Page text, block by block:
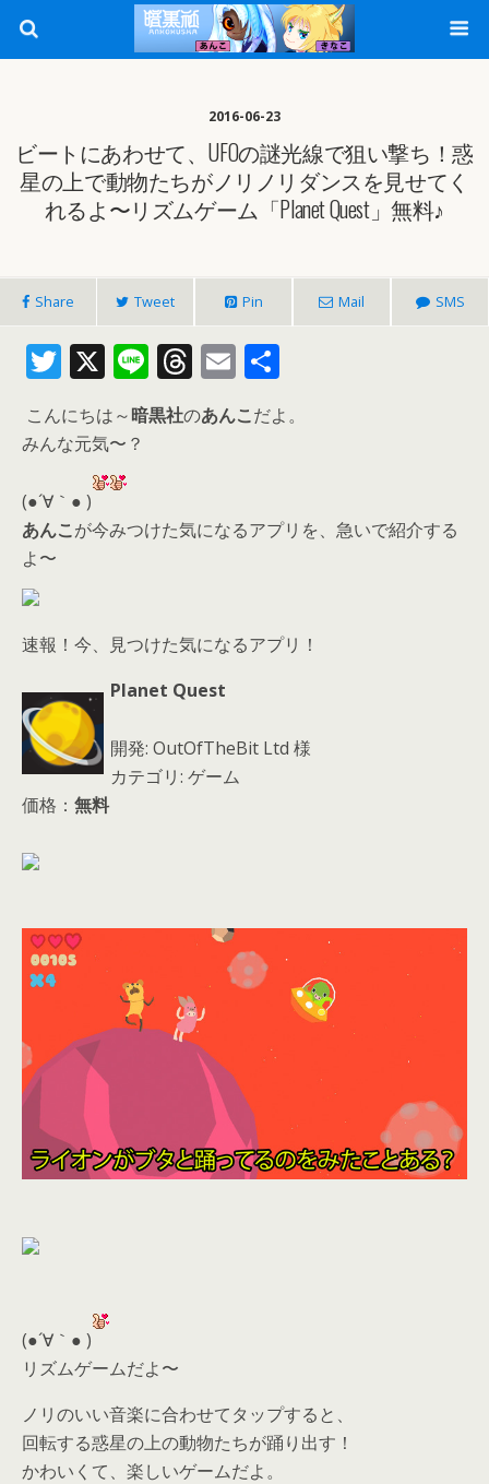
2016-06-23
ビートにあわせて、UFOの謎光線で狙い撃ち！惑
星の上で動物たちがノリノリダンスを見せてく
れるよ〜リズムゲーム「Planet Quest」無料♪
Share Tweet Pin Mail SMS
T
itt
er
X Li
n
e
T
h
re
s
E
m
ai
有
こんにちは～暗黒社のあんこだよ。
みんな元気〜？
(●´∀｀● )
あんこが今みつけた気になるアプリを、急いで紹介する
よ〜
速報！今、見つけた気になるアプリ！
Planet Quest
開発: OutOfTheBit Ltd 様
カテゴリ: ゲーム
価格： 無料
(●´∀｀● )
リズムゲームだよ〜
ノリのいい音楽に合わせてタップすると、
回転する惑星の上の動物たちが踊り出す！
かわいくて、楽しいゲームだよ。